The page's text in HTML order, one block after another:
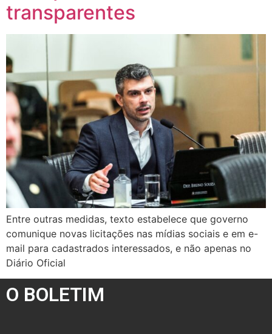
transparentes
Entre outras medidas, texto estabelece que governo
comunique novas licitações nas mídias sociais e em e-
mail para cadastrados interessados, e não apenas no
Diário Oficial
O BOLETIM